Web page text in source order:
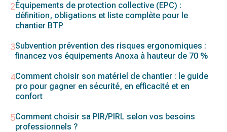
Équipements de protection collective (EPC) :
définition, obligations et liste complète pour le
chantier BTP
Subvention prévention des risques ergonomiques :
financez vos équipements Anoxa à hauteur de 70 %
Comment choisir son matériel de chantier : le guide
pro pour gagner en sécurité, en efficacité et en
confort
Comment choisir sa PIR/PIRL selon vos besoins
professionnels ?